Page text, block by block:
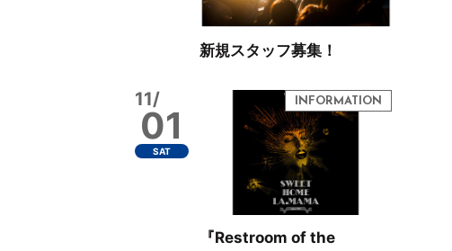
新規スタッフ募集！
11/
01
SAT
『Restroom of the